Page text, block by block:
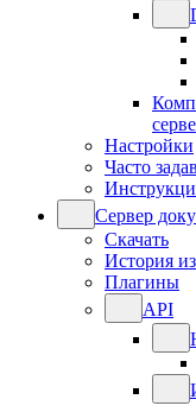
Настройки
Часто
Сервер
Скачать
История
Плагины
API